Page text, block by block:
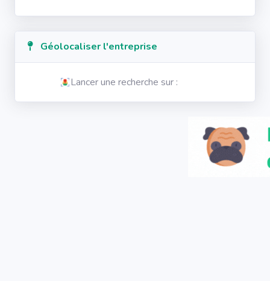
Géolocaliser l'entreprise
Lancer une recherche sur :